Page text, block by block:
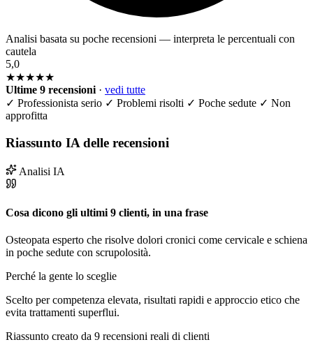
Analisi basata su poche recensioni — interpreta le percentuali con
cautela
5,0
★★★★★
Ultime 9 recensioni · vedi tutte
✓ Professionista serio ✓ Problemi risolti ✓ Poche sedute ✓ Non
approfitta
Riassunto IA delle recensioni
Analisi IA
Cosa dicono gli ultimi 9 clienti, in una frase
Osteopata esperto che risolve dolori cronici come cervicale e schiena
in poche sedute con scrupolosità.
Perché la gente lo sceglie
Scelto per competenza elevata, risultati rapidi e approccio etico che
evita trattamenti superflui.
Riassunto creato da 9 recensioni reali di clienti